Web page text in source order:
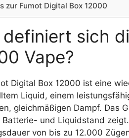
zur Fumot Digital Box 12000
definiert sich
Vape?
Digital Box 12000 ist eine
Liquid, einem
gleichmäßigen Dampf. Das
Batterie- und Liquidstand
von bis zu 12.000